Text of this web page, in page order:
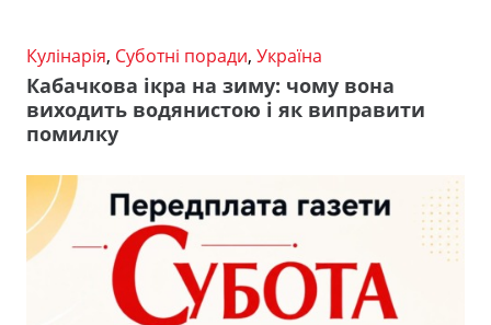
Кулінарія, Суботні поради, Україна
Кабачкова ікра на зиму: чому вона
виходить водянистою і як виправити
помилку